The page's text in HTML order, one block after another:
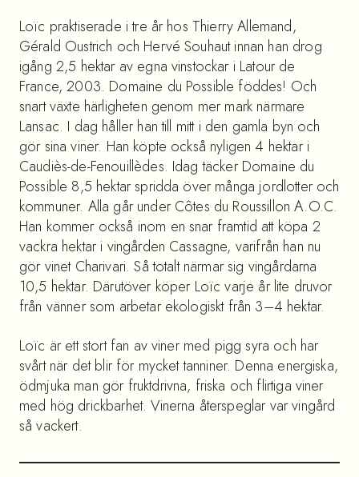
Loïc praktiserade i tre år hos Thierry Allemand,
Gérald Oustrich och Hervé Souhaut innan han drog
igång 2,5 hektar av egna vinstockar i Latour de
France, 2003. Domaine du Possible föddes! Och
snart växte härligheten genom mer mark närmare
Lansac. I dag håller han till mitt i den gamla byn och
gör sina viner. Han köpte också nyligen 4 hektar i
Caudiès-de-Fenouillèdes. Idag täcker Domaine du
Possible 8,5 hektar spridda över många jordlotter och
kommuner. Alla går under Côtes du Roussillon A.O.C.
Han kommer också inom en snar framtid att köpa 2
vackra hektar i vingården Cassagne, varifrån han nu
gör vinet Charivari. Så totalt närmar sig vingårdarna
10,5 hektar. Därutöver köper Loïc varje år lite druvor
från vänner som arbetar ekologiskt från 3–4 hektar.
Loïc är ett stort fan av viner med pigg syra och har
svårt när det blir för mycket tanniner. Denna energiska,
ödmjuka man gör fruktdrivna, friska och flirtiga viner
med hög drickbarhet. Vinerna återspeglar var vingård
så vackert.